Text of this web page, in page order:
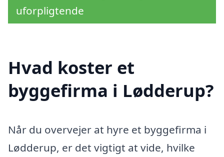
uforpligtende
Hvad koster et
byggefirma i Lødderup?
Når du overvejer at hyre et byggefirma i
Lødderup, er det vigtigt at vide, hvilke